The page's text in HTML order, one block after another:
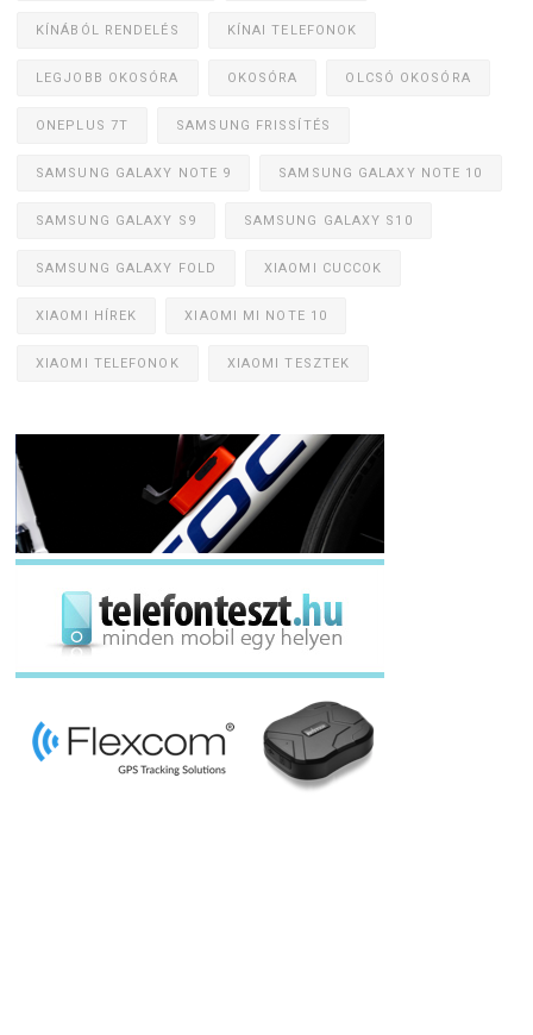
KÍNÁBÓL RENDELÉS KÍNAI TELEFONOK
LEGJOBB OKOSÓRA OKOSÓRA OLCSÓ OKOSÓRA
ONEPLUS 7T SAMSUNG FRISSÍTÉS
SAMSUNG GALAXY NOTE 9 SAMSUNG GALAXY NOTE 10
SAMSUNG GALAXY S9 SAMSUNG GALAXY S10
SAMSUNG GALAXY FOLD XIAOMI CUCCOK
XIAOMI HÍREK XIAOMI MI NOTE 10
XIAOMI TELEFONOK XIAOMI TESZTEK